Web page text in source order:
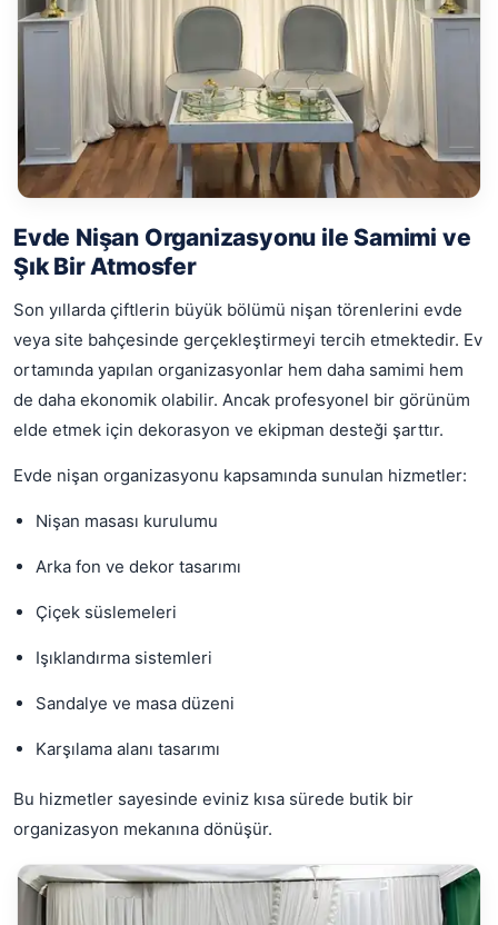
Evde Nişan Organizasyonu ile Samimi ve
Şık Bir Atmosfer
Son yıllarda çiftlerin büyük bölümü nişan törenlerini evde
veya site bahçesinde gerçekleştirmeyi tercih etmektedir. Ev
ortamında yapılan organizasyonlar hem daha samimi hem
de daha ekonomik olabilir. Ancak profesyonel bir görünüm
elde etmek için dekorasyon ve ekipman desteği şarttır.
Evde nişan organizasyonu kapsamında sunulan hizmetler:
Nişan masası kurulumu
Arka fon ve dekor tasarımı
Çiçek süslemeleri
Işıklandırma sistemleri
Sandalye ve masa düzeni
Karşılama alanı tasarımı
Bu hizmetler sayesinde eviniz kısa sürede butik bir
organizasyon mekanına dönüşür.